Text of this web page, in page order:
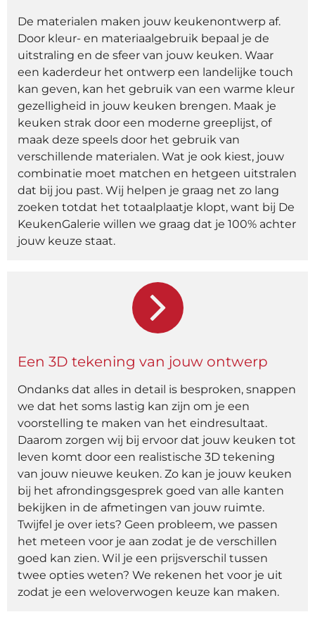
De materialen maken jouw keukenontwerp af.
Door kleur- en materiaalgebruik bepaal je de
uitstraling en de sfeer van jouw keuken. Waar
een kaderdeur het ontwerp een landelijke touch
kan geven, kan het gebruik van een warme kleur
gezelligheid in jouw keuken brengen. Maak je
keuken strak door een moderne greeplijst, of
maak deze speels door het gebruik van
verschillende materialen. Wat je ook kiest, jouw
combinatie moet matchen en hetgeen uitstralen
dat bij jou past. Wij helpen je graag net zo lang
zoeken totdat het totaalplaatje klopt, want bij De
KeukenGalerie willen we graag dat je 100% achter
jouw keuze staat.
Een 3D tekening van jouw ontwerp
Ondanks dat alles in detail is besproken, snappen
we dat het soms lastig kan zijn om je een
voorstelling te maken van het eindresultaat.
Daarom zorgen wij bij ervoor dat jouw keuken tot
leven komt door een realistische 3D tekening
van jouw nieuwe keuken. Zo kan je jouw keuken
bij het afrondingsgesprek goed van alle kanten
bekijken in de afmetingen van jouw ruimte.
Twijfel je over iets? Geen probleem, we passen
het meteen voor je aan zodat je de verschillen
goed kan zien. Wil je een prijsverschil tussen
twee opties weten? We rekenen het voor je uit
zodat je een weloverwogen keuze kan maken.